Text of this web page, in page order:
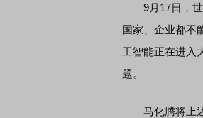
9月17日，世
国家、企业都不
工智能正在进入
题。
马化腾将上述